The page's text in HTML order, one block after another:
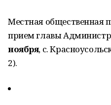
Местная общественная
прием главы
ноября, с.
2).